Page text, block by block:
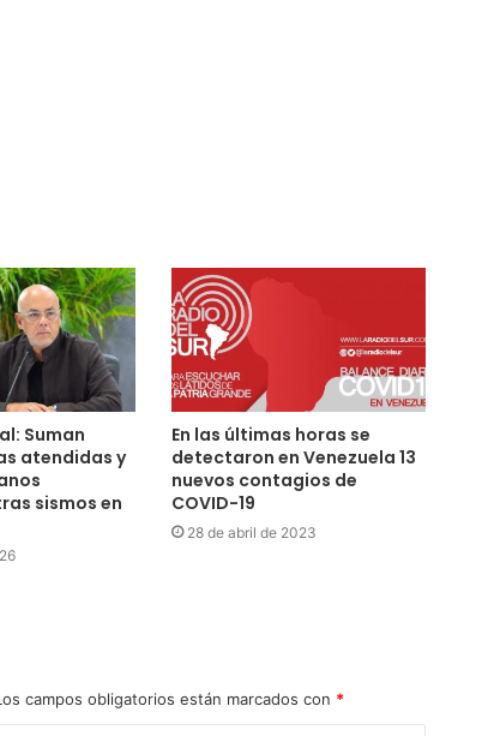
Suman
atendidas y
sismos en
En las últimas horas se
detectaron en Venezuela 13
nuevos contagios de
COVID-19
28 de abril de 2023
campos obligatorios están marcados con *